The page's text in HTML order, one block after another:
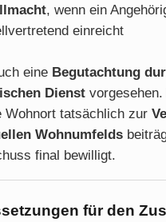
, wenn ein
einreicht
eine Begutachtung
Dienstvorgesehen.
Wohnort tatsächlich zur
Wohnumfelds
final bewilligt.
für den